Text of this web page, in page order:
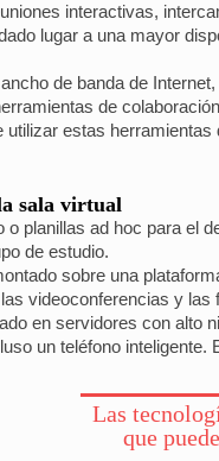
interactivas,
lugar a una mayor
de banda de
de
estas
sala virtual
o planillas ad hoc para el
de estudio.
sobre una
videoconferencias y
en servidores con alto
un teléfono
Las
que